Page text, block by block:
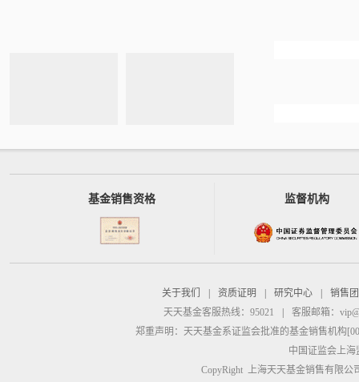
基金销售资格 监督机构
关于我们 资质证明 研究中心
销售
天天基金客服热线：95021
客服邮箱：
郑重声明： 天天基金系证监会批准的基金销售机构
中国证监会上
CopyRight 上海天天基金销售有限